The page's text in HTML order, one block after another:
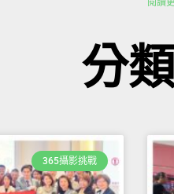
閱讀
分
365攝影挑戰